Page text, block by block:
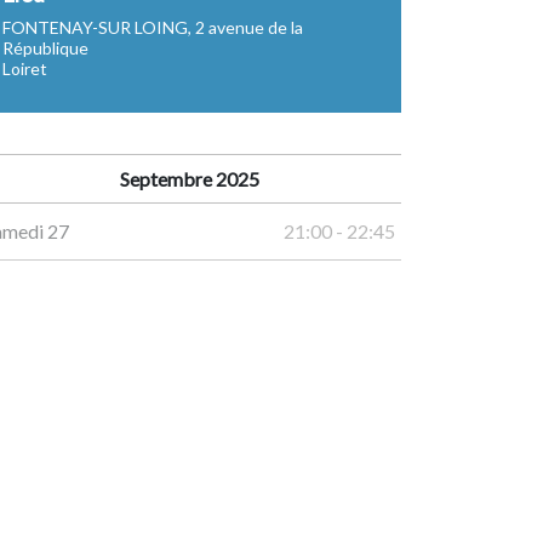
FONTENAY-SUR LOING, 2 avenue de la
République
Loiret
Septembre 2025
27 21:00 - 22:45